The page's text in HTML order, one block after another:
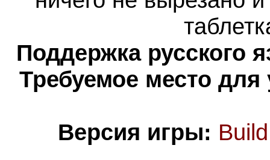
Поддержка русского
Требуемое место
Версия игры: